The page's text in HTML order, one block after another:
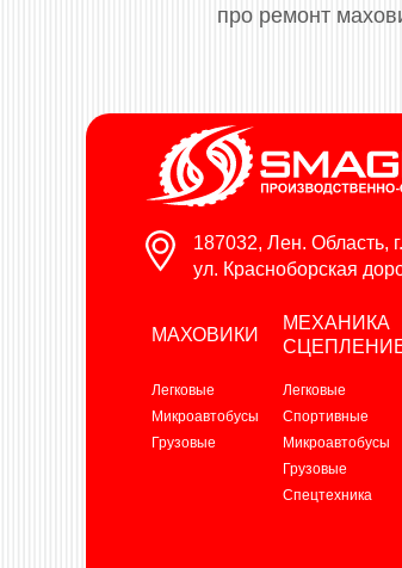
про ремонт
187032, Лен. Область,
ул. Красноборская
МАХОВИКИ
Легковые
Микроавтобусы
Грузовые
МЕХАНИКА
Легковые
Спортивные
Микроавтобусы
Грузовые
Спецтехника